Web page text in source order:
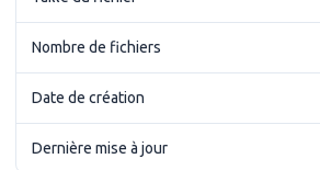
Nombre de fichiers
Date de création
Dernière mise à jour